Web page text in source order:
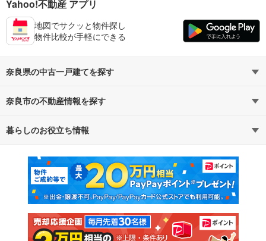
Yahoo!不動産 アプリ
地図でサクッと物件探し
物件比較が手軽にできる
奈良県の中古一戸建てを探す
路線・駅から探す
通勤・通学時間から探す
奈良市の不動産情報を探す
不動産・住宅
新築マンション 中古マンション
新築一戸建て 中古一戸建て
注文住宅 土地
暮らしのお役立ち情報
マンションカタログ 教えて！住まいの先生